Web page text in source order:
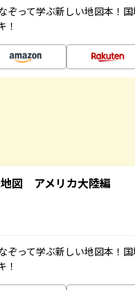
ぞって学ぶ新しい地図本！
！
図 アメリカ大陸編
ぞって学ぶ新しい地図本！
！